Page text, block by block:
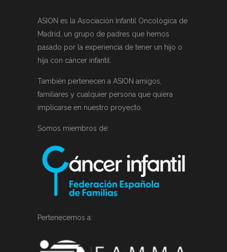
ASION es la Asociación Infantil Oncológica de
Madrid, un grupo de padres que hemos
pasado por la experiencia de tener un hijo o
hija con cáncer infantil.
También pertenecen a ASION amigos,
familiares y cualquier persona que quiera
implicarse en nuestro proyecto.
Somos miembros de:
Pertenecemos a: